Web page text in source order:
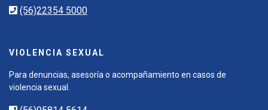
(56)22354 5000
VIOLENCIA SEXUAL
Para denuncias, asesoría o acompañamiento en casos de
violencia sexual.